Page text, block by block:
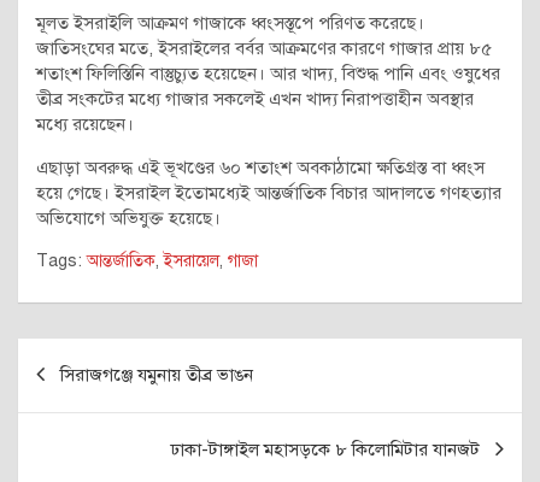
মূলত ইসরাইলি আক্রমণ গাজাকে ধ্বংসস্তূপে পরিণত করেছে।
জাতিসংঘের মতে, ইসরাইলের বর্বর আক্রমণের কারণে গাজার প্রায় ৮৫
শতাংশ ফিলিস্তিনি বাস্তুচ্যুত হয়েছেন। আর খাদ্য, বিশুদ্ধ পানি এবং ওষুধের
তীব্র সংকটের মধ্যে গাজার সকলেই এখন খাদ্য নিরাপত্তাহীন অবস্থার
মধ্যে রয়েছেন।
এছাড়া অবরুদ্ধ এই ভূখণ্ডের ৬০ শতাংশ অবকাঠামো ক্ষতিগ্রস্ত বা ধ্বংস
হয়ে গেছে। ইসরাইল ইতোমধ্যেই আন্তর্জাতিক বিচার আদালতে গণহত্যার
অভিযোগে অভিযুক্ত হয়েছে।
Tags: আন্তর্জাতিক,ইসরায়েল, গাজা
Post
navigation
সিরাজগঞ্জে যমুনায় তীব্র ভাঙন
ঢাকা-টাঙ্গাইল মহাসড়কে ৮ কিলোমিটার যানজট